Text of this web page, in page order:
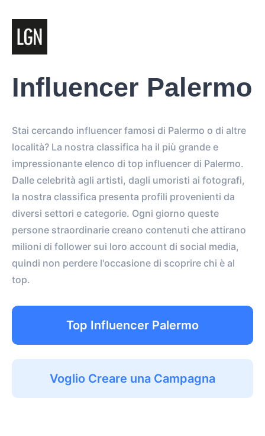
Influencer Palermo
Stai cercando influencer famosi di Palermo o di altre
località? La nostra classifica ha il più grande e
impressionante elenco di top influencer di Palermo.
Dalle celebrità agli artisti, dagli umoristi ai fotografi,
la nostra classifica presenta profili provenienti da
diversi settori e categorie. Ogni giorno queste
persone straordinarie creano contenuti che attirano
milioni di follower sui loro account di social media,
quindi non perdere l'occasione di scoprire chi è al
top.
Top Influencer Palermo
Voglio Creare una Campagna